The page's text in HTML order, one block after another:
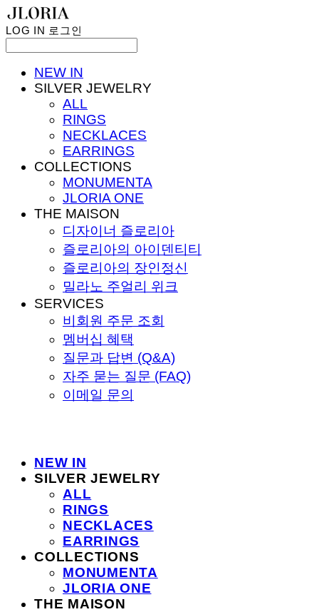
LOG IN 로그인
NEW IN
SILVER JEWELRY
ALL
RINGS
NECKLACES
EARRINGS
COLLECTIONS
MONUMENTA
JLORIA ONE
THE MAISON
디자이너 즐로리아
즐로리아의 아이덴티티
즐로리아의 장인정신
밀라노 주얼리 위크
SERVICES
비회원 주문 조회
멤버십 혜택
질문과 답변 (Q&A)
자주 묻는 질문 (FAQ)
이메일 문의
NEW IN
SILVER JEWELRY
ALL
RINGS
NECKLACES
EARRINGS
COLLECTIONS
MONUMENTA
JLORIA ONE
THE MAISON